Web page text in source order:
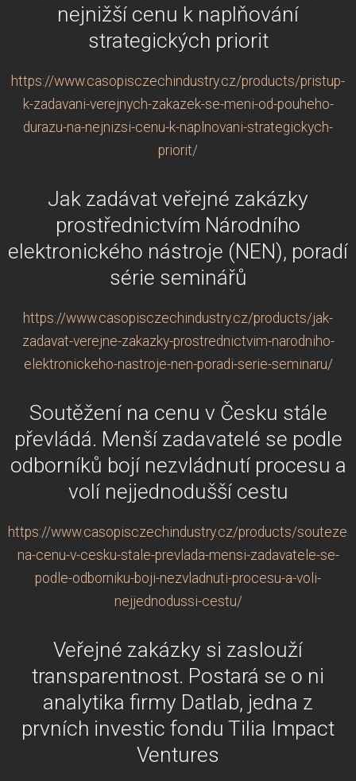
nejnižší cenu k naplňování
strategických priorit
https://www.casopisczechindustry.cz/products/pristup-
k-zadavani-verejnych-zakazek-se-meni-od-pouheho-
durazu-na-nejnizsi-cenu-k-naplnovani-strategickych-
priorit/
Jak zadávat veřejné zakázky
prostřednictvím Národního
elektronického nástroje (NEN), poradí
série seminářů
https://www.casopisczechindustry.cz/products/jak-
zadavat-verejne-zakazky-prostrednictvim-narodniho-
elektronickeho-nastroje-nen-poradi-serie-seminaru/
Soutěžení na cenu v Česku stále
převládá. Menší zadavatelé se podle
odborníků bojí nezvládnutí procesu a
volí nejjednodušší cestu
https://www.casopisczechindustry.cz/products/
na-cenu-v-cesku-stale-prevlada-mensi-zadavatele-se-
podle-odborniku-boji-nezvladnuti-procesu-a-voli-
nejjednodussi-cestu/
Veřejné zakázky si zaslouží
transparentnost. Postará se o ni
analytika firmy Datlab, jedna z
prvních investic fondu Tilia Impact
Ventures